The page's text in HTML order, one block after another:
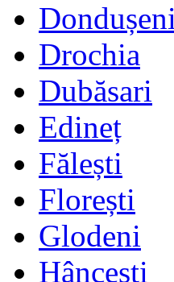
Dondușeni
Drochia
Dubăsari
Edineț
Fălești
Florești
Glodeni
Hâncești